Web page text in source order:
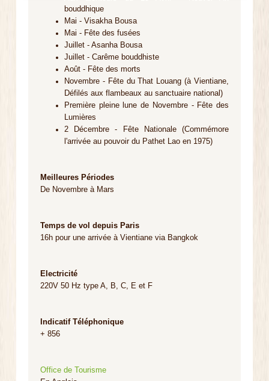
bouddhique
Mai - Visakha Bousa
Mai - Fête des fusées
Juillet - Asanha Bousa
Juillet - Carême bouddhiste
Août - Fête des morts
Novembre - Fête du That Louang (à Vientiane,
Défilés aux flambeaux au sanctuaire national)
Première pleine lune de Novembre - Fête des
Lumières
2 Décembre - Fête Nationale (Commémore
l'arrivée au pouvoir du Pathet Lao en 1975)
Meilleures Périodes
De Novembre à Mars
Temps de vol depuis Paris
16h pour une arrivée à Vientiane via Bangkok
Electricité
220V 50 Hz type A, B, C, E et F
Indicatif Téléphonique
+ 856
Office de Tourisme